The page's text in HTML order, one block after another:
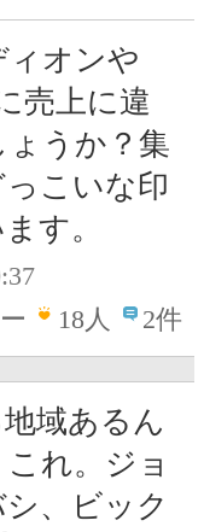
オンや
売上に違
うか？集
こいな印
す。
18人 2件
域あるん
れ。ジョ
、ビック